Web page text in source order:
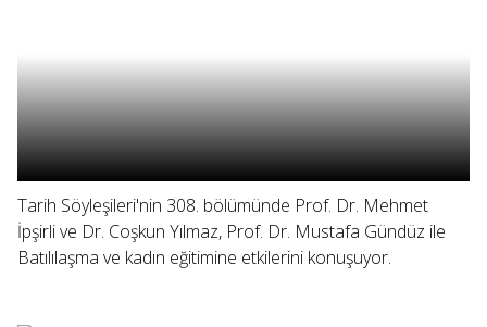
Tarih Söyleşileri'nin 308. bölümünde Prof. Dr. Mehmet
İpşirli ve Dr. Coşkun Yılmaz, Prof. Dr. Mustafa Gündüz ile
Batılılaşma ve kadın eğitimine etkilerini konuşuyor.